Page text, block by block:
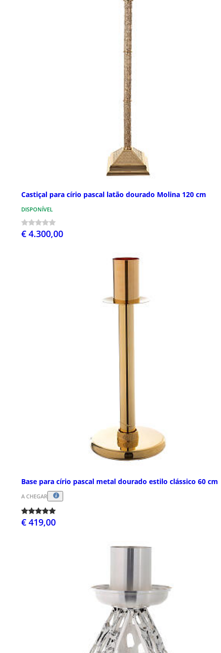
Castiçal para círio pascal latão dourado Molina 120 cm
DISPONÍVEL
€ 4.300,00
Base para círio pascal metal dourado estilo clássico 60 cm
A CHEGAR
€ 419,00